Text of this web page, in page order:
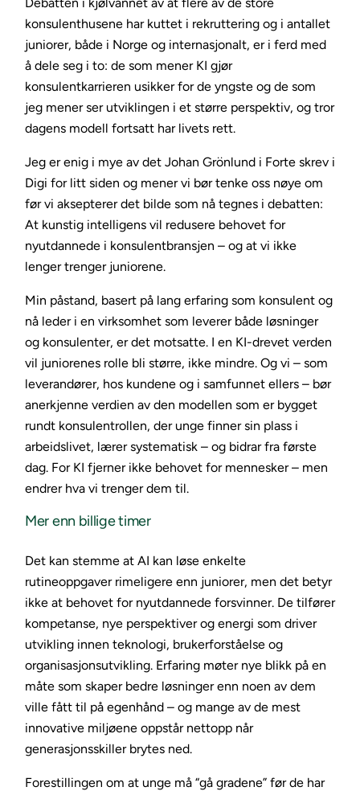
konsulenthusene har kuttet i rekruttering og i antallet
juniorer, både i Norge og internasjonalt, er i ferd med
å dele seg i to: de som mener KI gjør
konsulentkarrieren usikker for de yngste og de som
jeg mener ser utviklingen i et større perspektiv, og tror
dagens modell fortsatt har livets rett.
Jeg er enig i mye av det Johan Grönlund i Forte skrev i
Digi for litt siden og mener vi bør tenke oss nøye om
før vi aksepterer det bilde som nå tegnes i debatten:
At kunstig intelligens vil redusere behovet for
nyutdannede i konsulentbransjen – og at vi ikke
lenger trenger juniorene.
Min påstand, basert på lang erfaring som konsulent og
nå leder i en virksomhet som leverer både løsninger
og konsulenter, er det motsatte. I en KI-drevet verden
vil juniorenes rolle bli større, ikke mindre. Og vi – som
leverandører, hos kundene og i samfunnet ellers – bør
anerkjenne verdien av den modellen som er bygget
rundt konsulentrollen, der unge finner sin plass i
arbeidslivet, lærer systematisk – og bidrar fra første
dag. For KI fjerner ikke behovet for mennesker – men
endrer hva vi trenger dem til.
Mer enn billige timer
Det kan stemme at AI kan løse enkelte
rutineoppgaver rimeligere enn juniorer, men det betyr
ikke at behovet for nyutdannede forsvinner. De tilfører
kompetanse, nye perspektiver og energi som driver
utvikling innen teknologi, brukerforståelse og
organisasjonsutvikling. Erfaring møter nye blikk på en
måte som skaper bedre løsninger enn noen av dem
ville fått til på egenhånd – og mange av de mest
innovative miljøene oppstår nettopp når
generasjonsskiller brytes ned.
Forestillingen om at unge må “gå gradene” før de har